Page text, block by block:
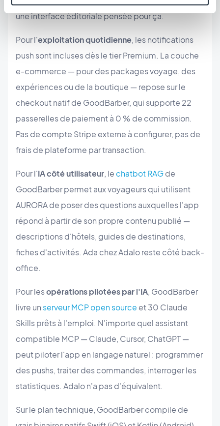
une interface éditoriale pensée pour ça.
Pour l'exploitation quotidienne, les notifications
push sont incluses dès le tier Premium. La couche
e-commerce — pour des packages voyage, des
expériences ou de la boutique — repose sur le
checkout natif de GoodBarber, qui supporte 22
passerelles de paiement à 0 % de commission.
Pas de compte Stripe externe à configurer, pas de
frais de plateforme par transaction.
Pour l'IA côté utilisateur, le chatbot RAGde
GoodBarber permet aux voyageurs qui utilisent
AURORA de poser des questions auxquelles l'app
répond à partir de son propre contenu publié —
descriptions d'hôtels, guides de destinations,
fiches d'activités. Ada chez Adalo reste côté back-
office.
Pour lesopérations pilotées par l'IA, GoodBarber
livre un serveur MCP open source et 30 Claude
Skills prêts à l'emploi. N'importe quel assistant
compatible MCP — Claude, Cursor, ChatGPT —
peut piloter l'app en langage naturel : programmer
des pushs, traiter des commandes, interroger les
statistiques. Adalo n'a pas d'équivalent.
Sur le plan technique, GoodBarber compile de